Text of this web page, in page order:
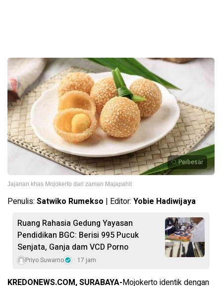
Perbesar
Jajanan khas Mojokerto dari zaman Majapahit
Penulis: Satwiko Rumekso | Editor: Yobie Hadiwijaya
Ruang Rahasia Gedung Yayasan
Pendidikan BGC: Berisi 995 Pucuk
Senjata, Ganja dam VCD Porno
Priyo Suwarno 17 jam
KREDONEWS.COM, SURABAYA-Mojokerto identik dengan